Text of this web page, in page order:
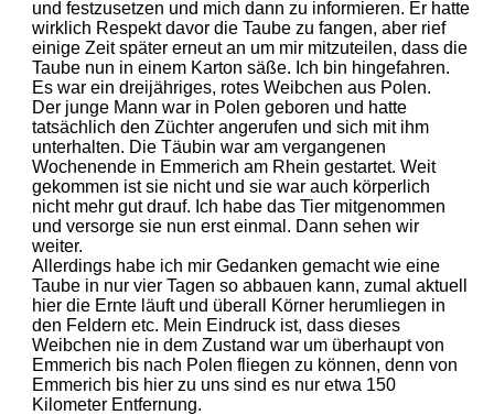
und festzusetzen und mich dann zu informieren. Er hatte
wirklich Respekt davor die Taube zu fangen, aber rief
einige Zeit später erneut an um mir mitzuteilen, dass die
Taube nun in einem Karton säße. Ich bin hingefahren.
Es war ein dreijähriges, rotes Weibchen aus Polen.
Der junge Mann war in Polen geboren und hatte
tatsächlich den Züchter angerufen und sich mit ihm
unterhalten. Die Täubin war am vergangenen
Wochenende in Emmerich am Rhein gestartet. Weit
gekommen ist sie nicht und sie war auch körperlich
nicht mehr gut drauf. Ich habe das Tier mitgenommen
und versorge sie nun erst einmal. Dann sehen wir
weiter.
Allerdings habe ich mir Gedanken gemacht wie eine
Taube in nur vier Tagen so abbauen kann, zumal aktuell
hier die Ernte läuft und überall Körner herumliegen in
den Feldern etc. Mein Eindruck ist, dass dieses
Weibchen nie in dem Zustand war um überhaupt von
Emmerich bis nach Polen fliegen zu können, denn von
Emmerich bis hier zu uns sind es nur etwa 150
Kilometer Entfernung.